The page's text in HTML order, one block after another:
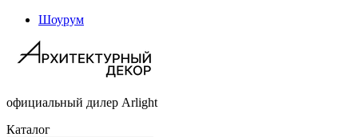
Шоурум
официальный дилер Arlight
Каталог